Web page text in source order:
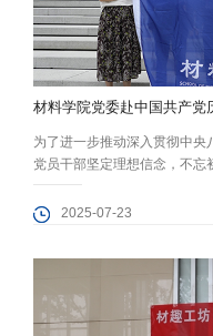
材料学院党委赴中国共产党
为了进一步推动深入贯彻中
党员干部坚定理想信念，不
年7月15日，材料学院党委组
专题学习教育活动。 在庄严肃
2025-07-23